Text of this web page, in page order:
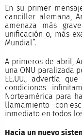
En su primer
canciller alemana,
amenaza más
unificación o, más
Mundial”.
A primeros de abril,
una ONU paralizada
EE.UU., advertía
condiciones
Norteamérica para
llamamiento –con
inmediato en todos
Hacia un nuevo